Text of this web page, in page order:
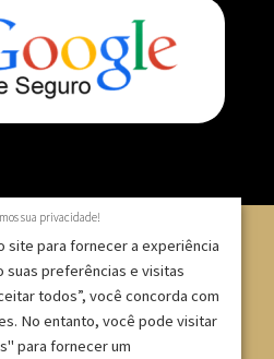
| Rua Serra de
– São Paulo/SP – CNPJ:
0001-52 |
sua privacidade!
site para fornecer a experiência
suas preferências e visitas
todos”, você concorda com
No entanto, você pode visitar
para fornecer um